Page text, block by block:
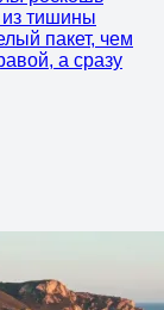
из тишины
пакет, чем
а сразу